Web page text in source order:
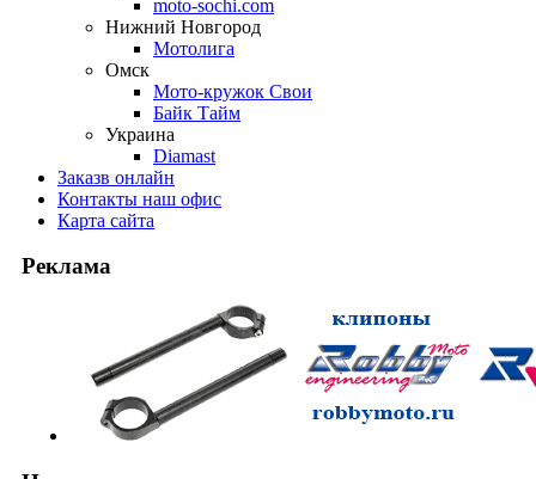
moto-sochi.com
Нижний Новгород
Мотолига
Омск
Мото-кружок Свои
Байк Тайм
Украина
Diamast
Заказв онлайн
Контакты наш офис
Карта сайта
Реклама